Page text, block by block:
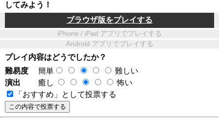
してみよう！
ブラウザ版をプレイする
iPhone / iPad アプリでプレイする
Android アプリでプレイする
プレイ内容はどうでしたか？
難易度
簡単
難しい
演出
癒し
怖い
「おすすめ」として投票する